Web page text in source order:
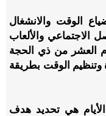
الوقت والانشغال
الاجتماعي والألعاب
العشر من ذي الحجة
وتنظيم الوقت بطريقة
هي تحديد هدف